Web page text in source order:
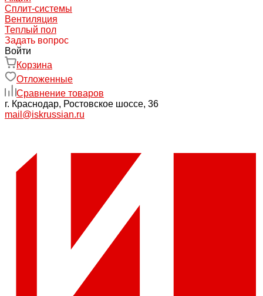
Сплит-системы
Вентиляция
Теплый пол
Задать вопрос
Войти
Корзина
Отложенные
Сравнение товаров
г. Краснодар, Ростовское шоссе, 36
mail@iskrussian.ru